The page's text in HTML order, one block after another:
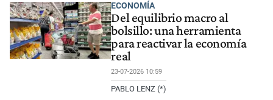
ECONOMÍA
Del equilibrio macro al
bolsillo: una herramienta
para reactivar la economía
real
23-07-2026 10:59
PABLO LENZ (*)